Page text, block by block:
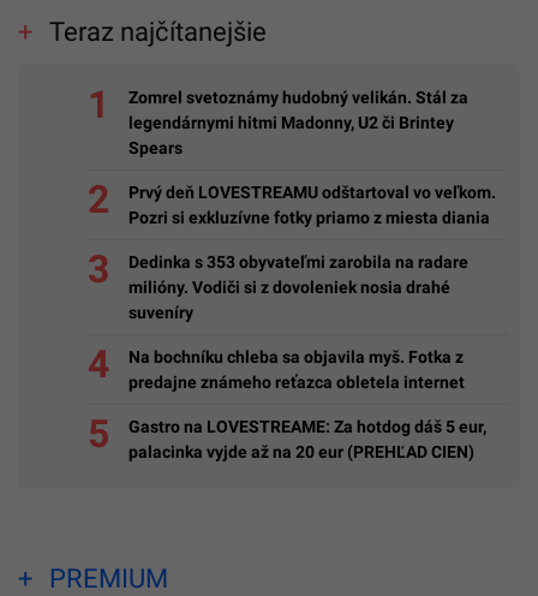
Teraz najčítanejšie
Zomrel svetoznámy hudobný velikán. Stál za
legendárnymi hitmi Madonny, U2 či Brintey
Spears
Prvý deň LOVESTREAMU odštartoval vo veľkom.
Pozri si exkluzívne fotky priamo z miesta diania
Dedinka s 353 obyvateľmi zarobila na radare
milióny. Vodiči si z dovoleniek nosia drahé
suveníry
Na bochníku chleba sa objavila myš. Fotka z
predajne známeho reťazca obletela internet
Gastro na LOVESTREAME: Za hotdog dáš 5 eur,
palacinka vyjde až na 20 eur (PREHĽAD CIEN)
PREMIUM